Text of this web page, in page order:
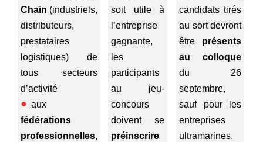
Chain (industriels,
distributeurs,
prestataires
logistiques) de
tous secteurs
d’activité
aux
fédérations
professionnelles,
soit utile à
l’entreprise
gagnante,
les
participants
au jeu-
concours
doivent se
préinscrire
candidats tirés
au sort devront
être présents
au colloque
du 26
septembre,
sauf pour les
entreprises
ultramarines.